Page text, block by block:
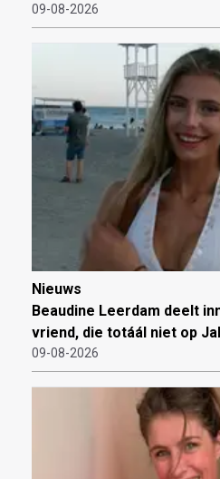
09-08-2026
Nieuws
Beaudine Leerdam deelt
vriend, die totáál niet op
09-08-2026